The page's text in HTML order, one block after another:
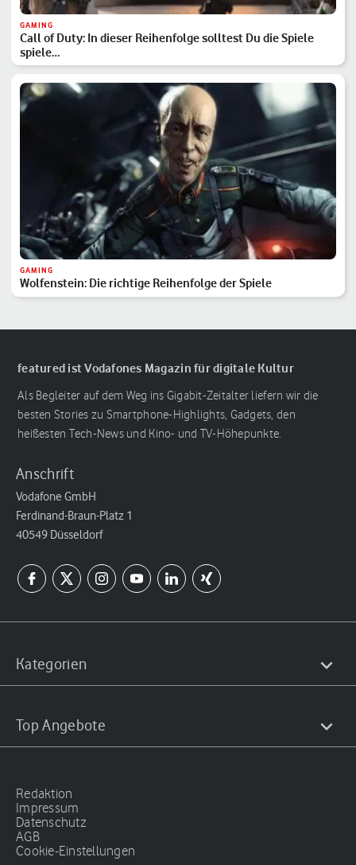
GAMING
Call of Duty: In dieser Reihenfolge solltest Du die Spiele
spiele…
GAMING
Wolfenstein: Die richtige Reihenfolge der Spiele
featured ist Vodafones Magazin für digitale Kultur
Als Begleiter auf dem Weg ins Gigabit-Zeitalter liefern wir die
besten Stories zu Smartphone-Highlights, Gadgets, den
heißesten Tech-News und Kino- und TV-Höhepunkte.
Anschrift
Vodafone GmbH
Ferdinand-Braun-Platz 1
40549 Düsseldorf
Kategorien
Top Angebote
Redaktion
Impressum
Datenschutz
AGB
Cookie-Einstellungen